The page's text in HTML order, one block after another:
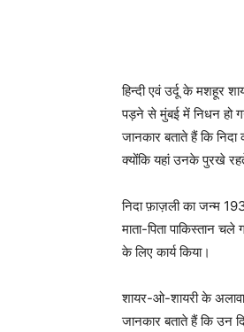
हिन्‍दी एवं उर्दू के मशहूर
पड़ने से मुंबई में निधन हो
जानकार बताते हैं कि
क्‍योंकि यहां उनके पुरखे
निदा फ़ाज़ली का जन्म
माता-पिता पाकिस्तान
के लिए कार्य किया।
शायर-ओ-शायरी के अलावा
जानकार बताते हैं कि उन